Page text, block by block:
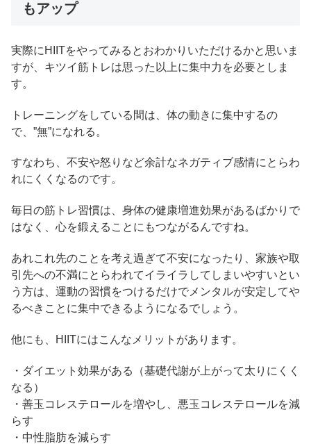
もアップ
実際にHIITをやってみるとおわかりいただけるかと思いま
すが、キツイ筋トレは思った以上に集中力を必要としま
す。
トレーニングをしている間は、体の動きに集中するの
で、”無”になれる。
すなわち、不安や怒りなど余計なネガティブ感情にとらわ
れにくくなるのです。
毎日の筋トレ習慣は、身体の健康増進効果があるばかりで
はなく、心を鍛えることにもつながるんですね。
あれこれ先のことを考え過ぎて不安になったり、家族や取
引先への不満にとらわれてイライラしてしまいやすいとい
う方は、運動の習慣をつけるだけでメンタルが安定してや
るべきことに集中できるようになるでしょう。
他にも、HIITにはこんなメリットがあります。
・ダイエット効果がある（基礎代謝が上がって太りにくく
なる）
・善玉コレステロールを増やし、悪玉コレステロールを減
らす
・中性脂肪を減らす